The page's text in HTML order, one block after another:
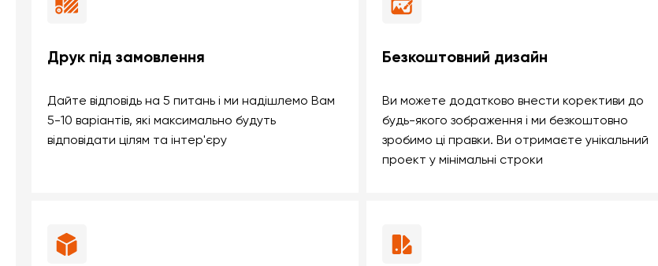
Друк під замовлення
Дайте відповідь на 5 питань і ми надішлемо Вам
5-10 варіантів, які максимально будуть
відповідати цілям та інтер'єру
Безкоштовний дизайн
Ви можете додатково внести корективи до
будь-якого зображення і ми безкоштовно
зробимо ці правки. Ви отримаєте унікальний
проект у мінімальні строки